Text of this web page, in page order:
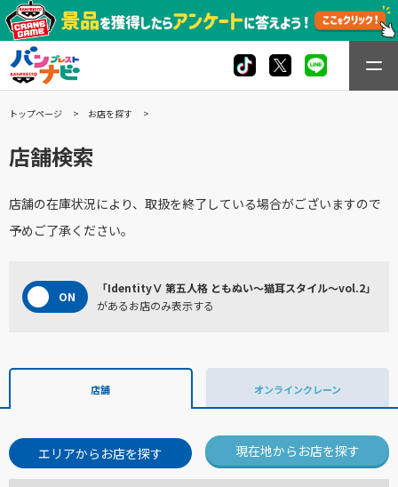
トップページ お店を探す
店舗検索
店舗の在庫状況により、取扱を終了している場合がございますので
予めご了承ください。
「IdentityⅤ 第五人格 ともぬい～猫耳スタイル～vol.2」
があるお店のみ表示する
店舗 オンラインクレーン
エリアからお店を探す 現在地からお店を探す